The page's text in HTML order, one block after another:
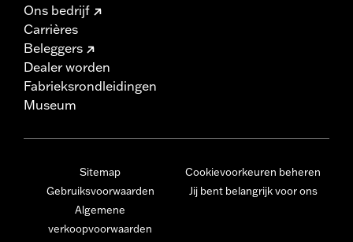
Ons bedrijf
Carrières
Beleggers
Dealer worden
Fabrieksrondleidingen
Museum
Sitemap
Gebruiksvoorwaarden
Algemene
verkoopvoorwaarden
Cookievoorkeuren beheren
Jij bent belangrijk voor ons